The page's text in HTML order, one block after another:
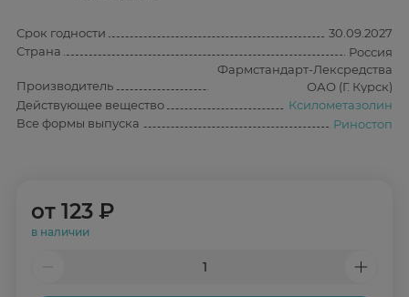
Срок годности
30.09.2027
Страна
Россия
Производитель
Фармстандарт-Лексредства
ОАО (Г. Курск)
Действующее вещество
Ксилометазолин
Все формы выпуска
Риностоп
от 123 ₽
в наличии